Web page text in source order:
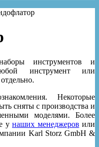
инструментов и
инструмент или
Некоторые
сняты с производства и
моделями. Более
у наших менеджеров или
Karl Storz GmbH &